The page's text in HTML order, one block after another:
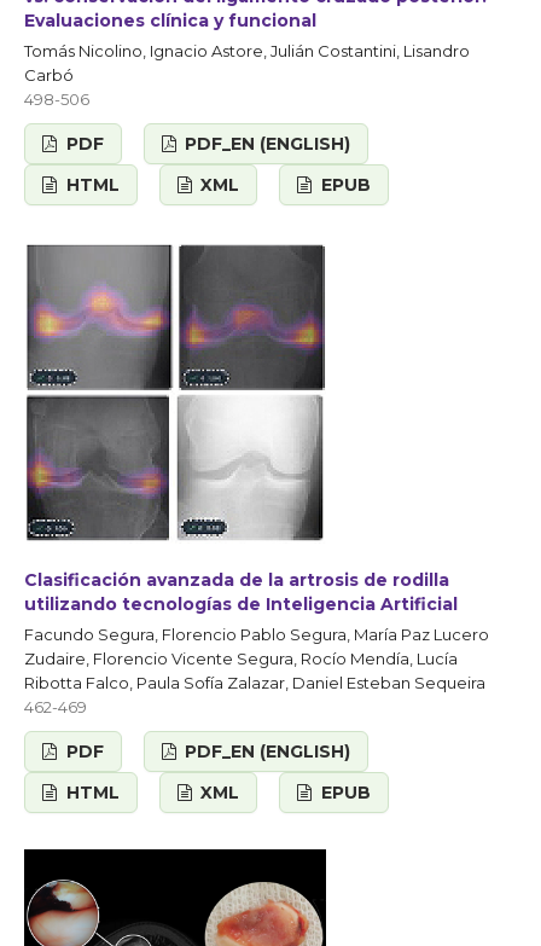
Evaluaciones clínica y funcional
Tomás Nicolino, Ignacio Astore, Julián Costantini, Lisandro
Carbó
498-506
PDF
PDF_EN (ENGLISH)
HTML
XML EPUB
Clasificación avanzada de la artrosis de rodilla
utilizando tecnologías de Inteligencia Artificial
Facundo Segura, Florencio Pablo Segura, María Paz Lucero
Zudaire, Florencio Vicente Segura, Rocío Mendía, Lucía
Ribotta Falco, Paula Sofía Zalazar, Daniel Esteban Sequeira
462-469
PDF
PDF_EN (ENGLISH)
HTML
XML EPUB